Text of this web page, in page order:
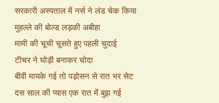
सरकारी अस्पताल में नर्स ने लंड चेक किया
मुहल्ले की बोल्ड लड़की अबीहा
मामी की चूची चूसते हुए पहली चुदाई
टीचर ने घोड़ी बनाकर चोदा
बीवी मायके गई तो पड़ोसन से रात भर सेट
दस साल की प्यास एक रात में बुझ गई